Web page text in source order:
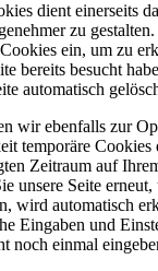
dient einerseits
zu
ein, um zu
bereits besucht
automatisch
wir ebenfalls zur
temporäre Cookies
Zeitraum auf
unsere Seite
wird automatisch
Eingaben und
noch einmal